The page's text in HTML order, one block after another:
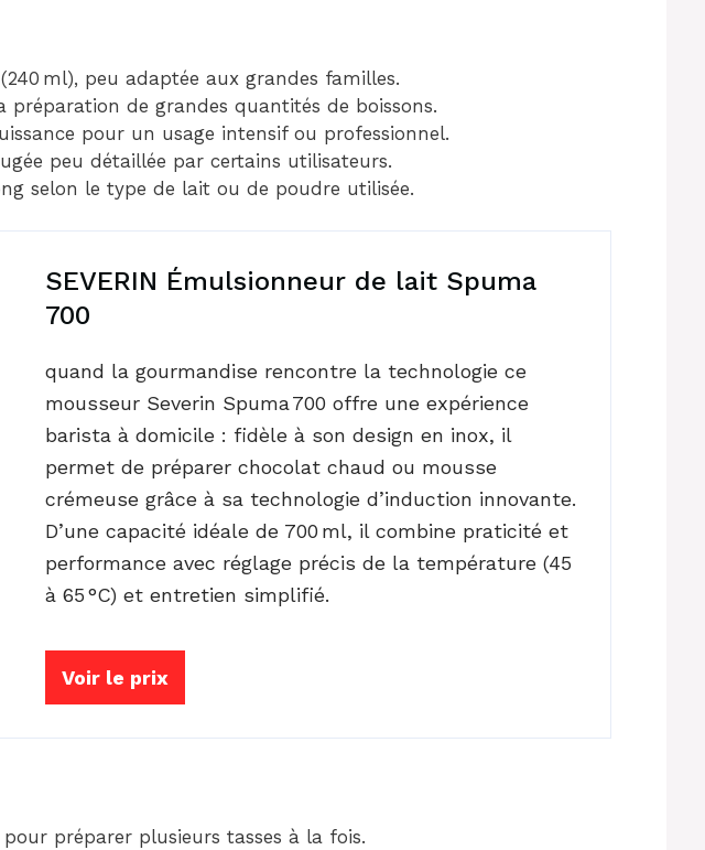
ml), peu adaptée aux grandes familles.
préparation de grandes quantités de boissons.
pour un usage intensif ou professionnel.
peu détaillée par certains utilisateurs.
selon le type de lait ou de poudre utilisée.
SEVERIN Émulsionneur de lait Spuma
700
quand la gourmandise rencontre la technologie ce
mousseur Severin Spuma 700 offre une expérience
barista à domicile : fidèle à son design en inox, il
permet de préparer chocolat chaud ou mousse
crémeuse grâce à sa technologie d’induction innovante.
D’une capacité idéale de 700 ml, il combine praticité et
performance avec réglage précis de la température (45
à 65 °C) et entretien simplifié.
Voir le prix
préparer plusieurs tasses à la fois.